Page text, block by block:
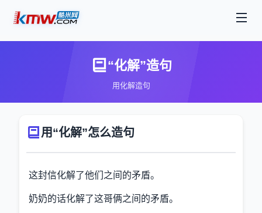
“化解”造句
用化解造句
用“化解”怎么造句
这封信化解了他们之间的矛盾。
奶奶的话化解了这哥俩之间的矛盾。